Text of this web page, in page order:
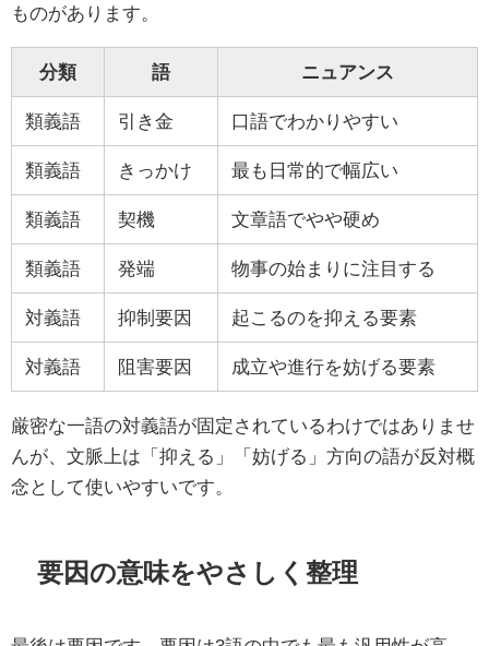
ものがあります。
分類 語 ニュアンス
類義語 引き金 口語でわかりやすい
類義語 きっかけ 最も日常的で幅広い
類義語 契機 文章語でやや硬め
類義語 発端 物事の始まりに注目する
対義語 抑制要因 起こるのを抑える要素
対義語 阻害要因 成立や進行を妨げる要素
厳密な一語の対義語が固定されているわけではありませ
んが、文脈上は「抑える」「妨げる」方向の語が反対概
念として使いやすいです。
要因の意味をやさしく整理